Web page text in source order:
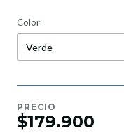
Color
PRECIO
$179.900